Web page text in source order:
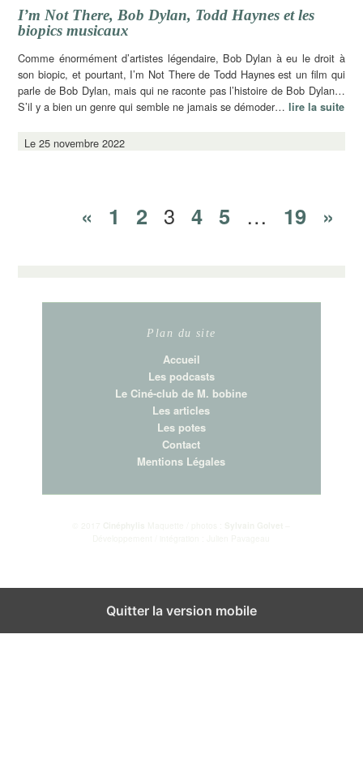
I’m Not There, Bob Dylan, Todd Haynes et les
biopics musicaux
Comme énormément d’artistes légendaire, Bob Dylan à eu le droit à
son biopic, et pourtant, I’m Not There de Todd Haynes est un film qui
parle de Bob Dylan, mais qui ne raconte pas l’histoire de Bob Dylan…
S’il y a bien un genre qui semble ne jamais se démoder…lire la suite
Le 25 novembre 2022
« 1 2 3 4 5 … 19 »
Plan du site
Accueil
Les podcasts
Le Ciné-club de M. bobine
Les articles
Les potes
Contact
Mentions Légales
Quitter la version mobile
Fermer les réglages des cookies GDPR